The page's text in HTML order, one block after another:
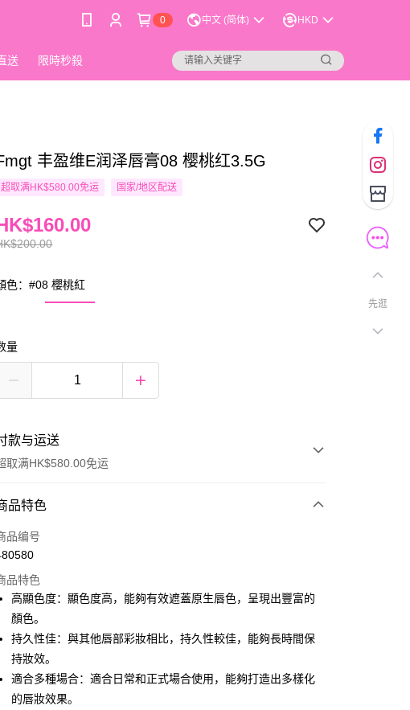
0 中文 (简体) HKD
送 限時秒殺
丰盈维E润泽唇膏08 樱桃红3.5G
超取满HK$580.00免运 国家/地区配送
色：#08 櫻桃紅
量
款与运送
取满HK$580.00免运
付款方式
用卡
Google Pay
AlipayHK
PayMe
WeChat Pay
品特色
品编号
品特色
高顯色度：顯色度高，能夠有效遮蓋原生唇色，呈現出豐富的
顏色。
持久性佳：與其他唇部彩妝相比，持久性較佳，能夠長時間保
持妝效。
適合多種場合：適合日常和正式場合使用，能夠打造出多樣化
的唇妝效果。
先逛